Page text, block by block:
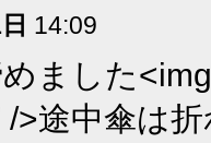
14:09
ました<img
/>途中傘は